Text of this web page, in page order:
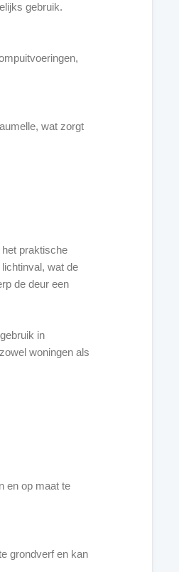
gebruik.
wat zorgt
praktische
wat de
de deur een
in
woningen als
en op maat te
grondverf en kan